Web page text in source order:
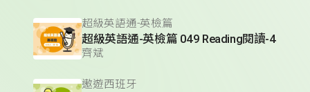
超級英語通-英檢篇
超級英語通-英檢篇 049 Reading閱讀-4
齊斌
遨遊西班牙